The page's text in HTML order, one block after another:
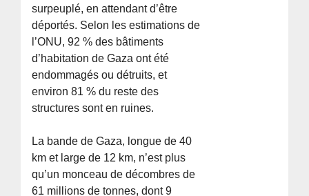
surpeuplé, en attendant d’être
déportés. Selon les estimations de
l’ONU, 92 % des bâtiments
d’habitation de Gaza ont été
endommagés ou détruits, et
environ 81 % du reste des
structures sont en ruines.
La bande de Gaza, longue de 40
km et large de 12 km, n’est plus
qu’un monceau de décombres de
61 millions de tonnes, dont 9